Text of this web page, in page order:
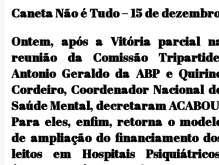
Caneta Não é Tudo – 15 de
Ontem, após a Vitória parcial
reunião da Comissão
Antonio Geraldo da ABP e
Cordeiro, Coordenador Nacional
Saúde Mental, decretaram
Para eles, enfim, retorna o
de ampliação do financiamento
leitos em Hospitais